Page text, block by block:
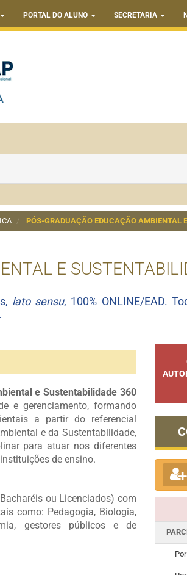
PORTAL DO ALUNO SECRETARIA
PÓS-GRADUAÇÃO EDUCAÇÃO AMBIENTAL
E
lato sensu, 100% ONLINE/EAD.
e Sustentabilidade 360
e gerenciamento, formando
a partir do referencial
e da Sustentabilidade,
para atuar nos diferentes
de ensino.
ou Licenciados) com
como: Pedagogia, Biologia,
gestores públicos e de
Por